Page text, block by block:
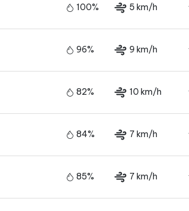
100% 5 km/h
96% 9 km/h
82% 10 km/h
84% 7 km/h
85% 7 km/h